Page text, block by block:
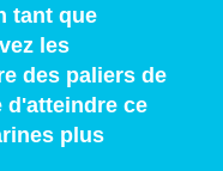
tant que
les
des paliers de
d'atteindre ce
plus